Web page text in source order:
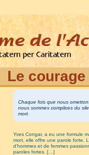
Le
Chaque fois que nous
nous sommes complices du
mort.
Yves Congar, a eu une formule
mort, elle offre une parole forte.
d’hommes et de femmes
paroles fortes. […]